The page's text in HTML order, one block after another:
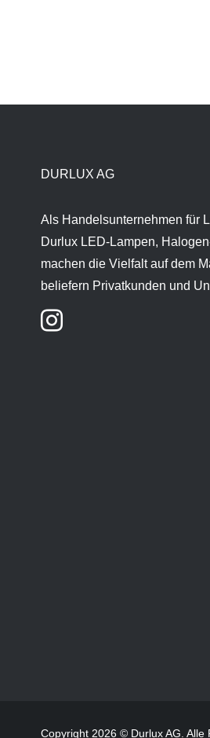
DURLUX AG
Als Handelsunternehmen für
Durlux LED-Lampen,
machen die Vielfalt auf dem
beliefern Privatkunden und
Copyright 2026 © Durlux AG. Alle